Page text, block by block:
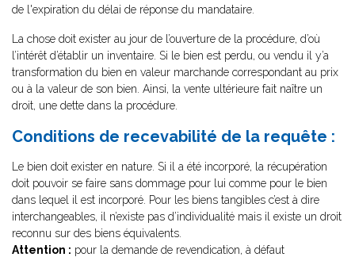
de l'expiration du délai de réponse du mandataire.
La chose doit exister au jour de l’ouverture de la procédure, d’où
l’intérêt d’établir un inventaire. Si le bien est perdu, ou vendu il y’a
transformation du bien en valeur marchande correspondant au prix
ou à la valeur de son bien. Ainsi, la vente ultérieure fait naître un
droit, une dette dans la procédure.
Conditions de recevabilité de la requête :
Le bien doit exister en nature. Si il a été incorporé, la récupération
doit pouvoir se faire sans dommage pour lui comme pour le bien
dans lequel il est incorporé. Pour les biens tangibles c’est à dire
interchangeables, il n’existe pas d’individualité mais il existe un droit
reconnu sur des biens équivalents.
Attention : pour la demande de revendication, à défaut